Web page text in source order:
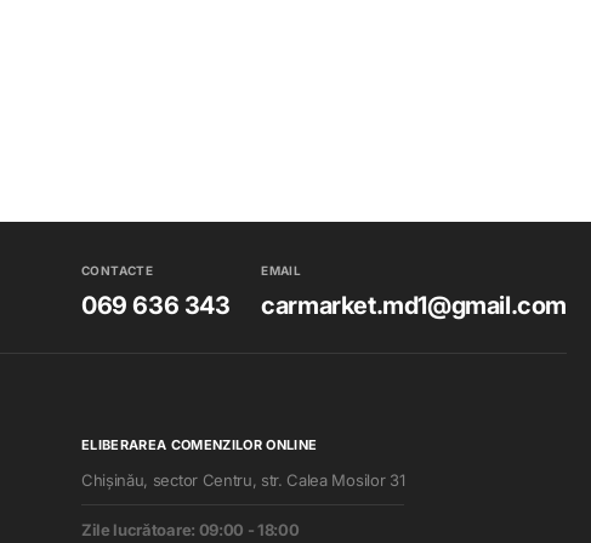
profesională și optimizată acustic în locațiile originale
CONTACTE
069 636 343
EMAIL
carmarket.md1@gmail.com
ELIBERAREA COMENZILOR ONLINE
Chișinău, sector Centru, str. Calea Mosilor 31
Zile lucrătoare: 09:00 - 18:00